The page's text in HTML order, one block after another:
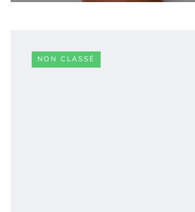
NON CLASSÉ